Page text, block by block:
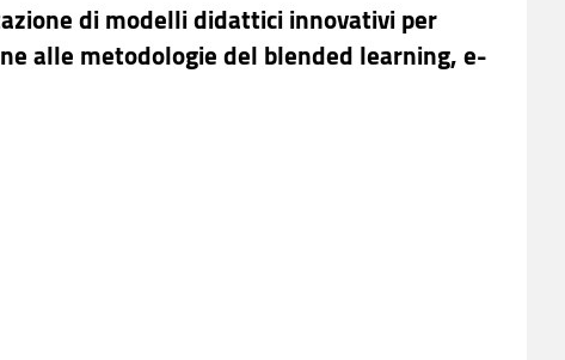
di modelli didattici innovativi per
alle metodologie del blended learning, e-